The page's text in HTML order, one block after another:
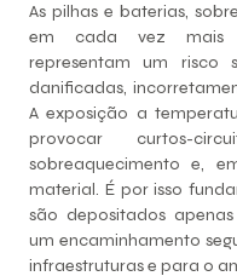
As pilhas e baterias,
em cada vez mais
representam um risco
danificadas,
A exposição a
provocar curtos-
sobreaquecimento e,
material. É por isso
são depositados
um encaminhamento
infraestruturas e para o